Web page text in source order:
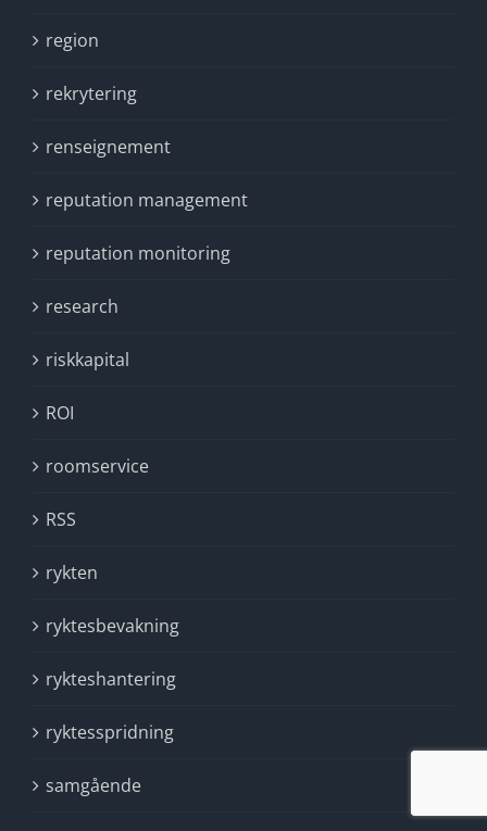
region
rekrytering
renseignement
reputation management
reputation monitoring
research
riskkapital
ROI
roomservice
RSS
rykten
ryktesbevakning
rykteshantering
ryktesspridning
samgående